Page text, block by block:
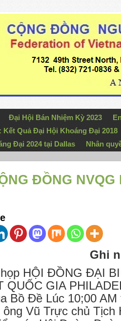
Đại Hội Bán Nhiệm Kỳ 2023
Kết Quả Đại Hội Khoáng Đại 2018
Đại 2024 tại Dallas Nhân
ĐỒNG
của
HỘI ĐỒNG ĐẠI
QUỐC GIA
Bồ Đề Lúc 10;00
ông Vũ Trực chủ